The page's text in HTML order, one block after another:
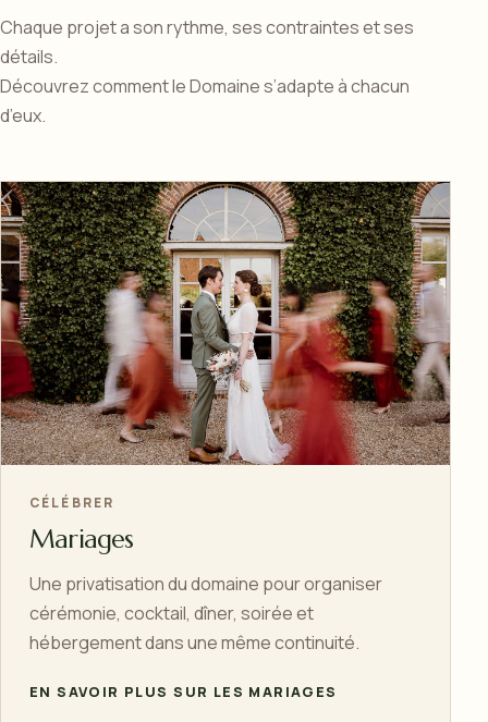
Chaque projet a son rythme, ses contraintes et ses
détails.
Découvrez comment le Domaine s’adapte à chacun
d’eux.
CÉLÉBRER
Mariages
Une privatisation du domaine pour organiser
cérémonie, cocktail, dîner, soirée et
hébergement dans une même continuité.
EN SAVOIR PLUS SUR LES MARIAGES